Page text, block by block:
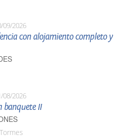
09/2026
con alojamiento completo y
08/2026
banquete II